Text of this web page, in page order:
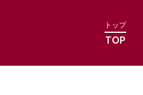
トップ
TOP